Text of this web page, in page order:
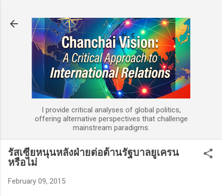
I provide critical analyses of global politics,
offering alternative perspectives that challenge
mainstream paradigms.
รัสเซียหนุนหลังฝ่ายต่อต้านรัฐบาลยูเครน
หรือไม่
February 09, 2015